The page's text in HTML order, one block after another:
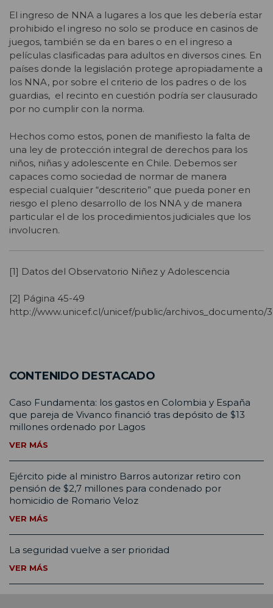
El ingreso de NNA a lugares a los que les debería estar
prohibido el ingreso no solo se produce en casinos de
juegos, también se da en bares o en el ingreso a
películas clasificadas para adultos en diversos cines. En
países donde la legislación protege apropiadamente a
los NNA, por sobre el criterio de los padres o de los
guardias, el recinto en cuestión podría ser clausurado
por no cumplir con la norma.
Hechos como estos, ponen de manifiesto la falta de
una ley de protección integral de derechos para los
niños, niñas y adolescente en Chile. Debemos ser
capaces como sociedad de normar de manera
especial cualquier “descriterio” que pueda poner en
riesgo el pleno desarrollo de los NNA y de manera
particular el de los procedimientos judiciales que los
involucren.
[1] Datos del Observatorio Niñez y Adolescencia
[2] Página 45-49
http://www.unicef.cl/unicef/public/archivos_documento/
CONTENIDO DESTACADO
Caso Fundamenta: los gastos en Colombia y España
que pareja de Vivanco financió tras depósito de $13
millones ordenado por Lagos
VER MÁS
Ejército pide al ministro Barros autorizar retiro con
pensión de $2,7 millones para condenado por
homicidio de Romario Veloz
VER MÁS
La seguridad vuelve a ser prioridad
VER MÁS